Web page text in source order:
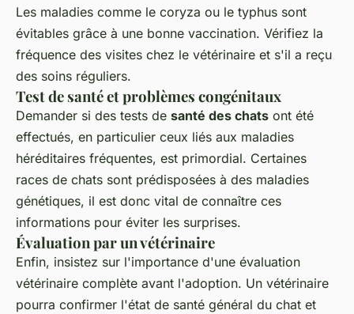
Les maladies comme le coryza ou le typhus sont
évitables grâce à une bonne vaccination. Vérifiez la
fréquence des visites chez le vétérinaire et s'il a reçu
des soins réguliers.
Test de santé et problèmes congénitaux
Demander si des tests de santé des chats ont été
effectués, en particulier ceux liés aux maladies
héréditaires fréquentes, est primordial. Certaines
races de chats sont prédisposées à des maladies
génétiques, il est donc vital de connaître ces
informations pour éviter les surprises.
Évaluation par un vétérinaire
Enfin, insistez sur l'importance d'une évaluation
vétérinaire complète avant l'adoption. Un vétérinaire
pourra confirmer l'état de santé général du chat et